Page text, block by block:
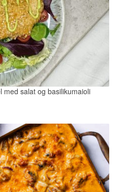
med salat og basilikumaioli